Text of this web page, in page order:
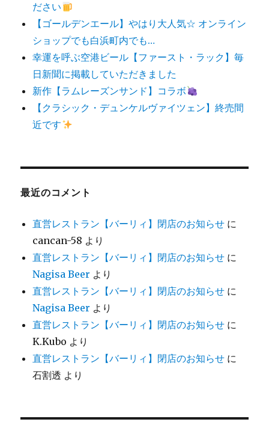
ださい
【ゴールデンエール】やはり大人気☆ オンライン
ショップでも白浜町内でも…
幸運を呼ぶ空港ビール【ファースト・ラック】毎
日新聞に掲載していただきました
新作【ラムレーズンサンド】コラボ
【クラシック・デュンケルヴァイツェン】終売間
近です
最近のコメント
直営レストラン【バーリィ】閉店のお知らせ に
cancan-58 より
直営レストラン【バーリィ】閉店のお知らせ に
Nagisa Beer より
直営レストラン【バーリィ】閉店のお知らせ に
Nagisa Beer より
直営レストラン【バーリィ】閉店のお知らせ に
K.Kubo より
直営レストラン【バーリィ】閉店のお知らせ に
石割透 より